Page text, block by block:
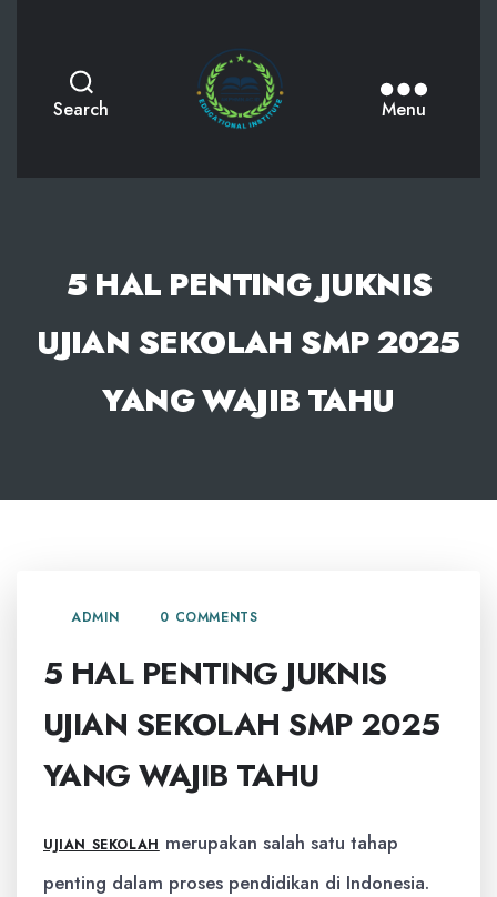
Search Menu
5 HAL PENTING JUKNIS
UJIAN SEKOLAH SMP 2025
YANG WAJIB TAHU
ADMIN 0 COMMENTS
5 HAL PENTING JUKNIS
UJIAN SEKOLAH SMP 2025
YANG WAJIB TAHU
UJIAN SEKOLAH merupakan salah satu tahap
penting dalam proses pendidikan di Indonesia.